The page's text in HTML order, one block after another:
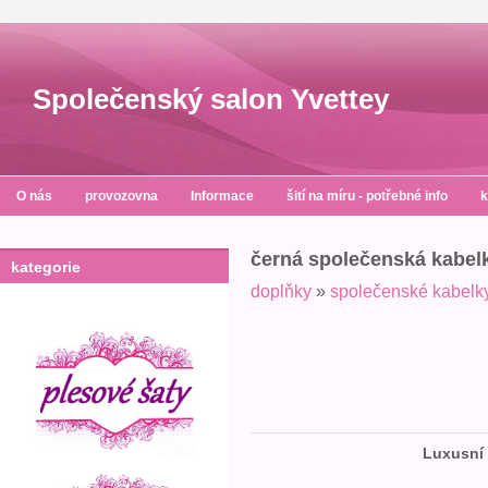
Společenský salon Yvettey
O nás provozovna Informace šití na míru - potřebné info
kategorie černá společenská
doplňky » společenské
Luxusní